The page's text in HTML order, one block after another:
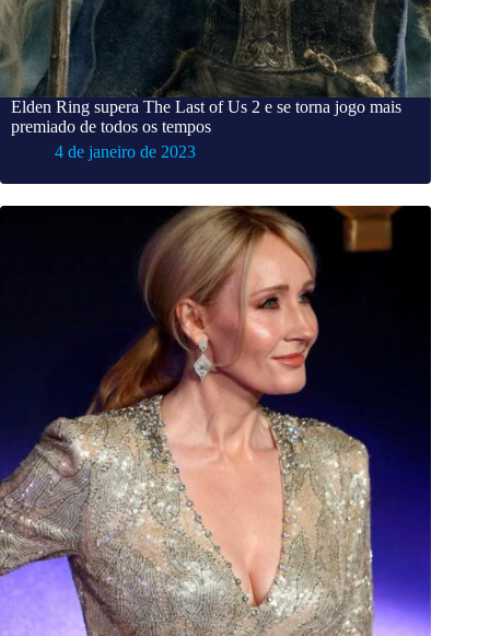
Elden Ring supera The Last of Us 2 e se torna jogo mais
premiado de todos os tempos
4 de janeiro de 2023